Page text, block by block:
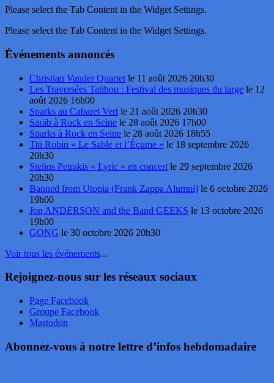
Please select the Tab Content in the Widget Settings.
Please select the Tab Content in the Widget Settings.
Événements annoncés
Christian Vander Quartet le 11 août 2026 20h30
Les Traversées Tatihou : Festival des musiques du large le 12
août 2026 16h00
Sparks au Cabaret Vert le 21 août 2026 20h30
Sarāb à Rock en Seine le 28 août 2026 17h00
Sparks à Rock en Seine le 28 août 2026 18h55
Titi Robin « Le Sable et l’Écume » le 18 septembre 2026
20h30
Stelios Petrakis « Lyric » en concert le 29 septembre 2026
20h30
Banned from Utopia (Frank Zappa Alumni) le 6 octobre 2026
19h00
Jon ANDERSON and the Band GEEKS le 13 octobre 2026
19h00
GONG le 30 octobre 2026 20h30
Voir tous les événements...
Rejoignez-nous sur les réseaux sociaux
Page Facebook
Groupe Facebook
Mastodon
Abonnez-vous à notre lettre d’infos hebdomadaire